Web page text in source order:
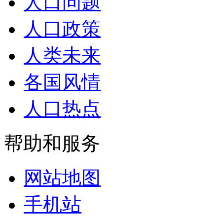
人口政策
人类未来
各国风情
人口热点
帮助和服务
网站地图
手机站